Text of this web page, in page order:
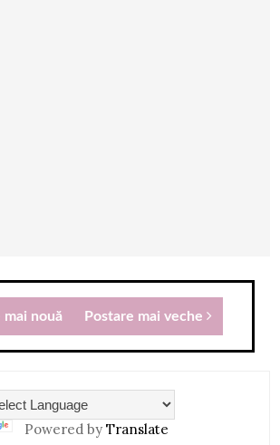
mai nouă Postare mai veche
Powered by Translate